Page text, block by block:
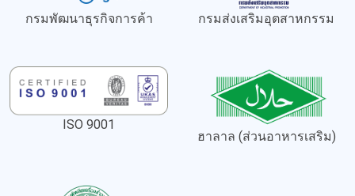
กรมพัฒนาธุรกิจการค้า กรมส่งเสริมอุตสาหกรรม
ISO 9001
ฮาลาล (ส่วนอาหารเสริม)